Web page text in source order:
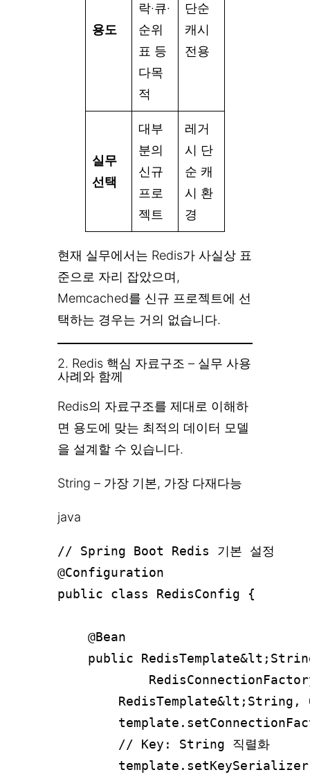
용도
락·큐·
순위
표 등
다목
적
단순
캐시
전용
실무
선택
대부
분의
신규
프로
젝트
레거
시 단
순 캐
시 환
경
현재 실무에서는 Redis가 사실상 표
준으로 자리 잡았으며,
Memcached를 신규 프로젝트에 선
택하는 경우는 거의 없습니다.
2. Redis 핵심 자료구조 – 실무 사용
사례와 함께
Redis의 자료구조를 제대로 이해하
면 용도에 맞는 최적의 데이터 모델
을 설계할 수 있습니다.
String – 가장 기본, 가장 다재다능
java
// Spring Boot Redis 기본 설정
@Configuration
public class RedisConfig {
    @Bean
public
RedisTemplate&lt;String,
        // Key: String 직렬화